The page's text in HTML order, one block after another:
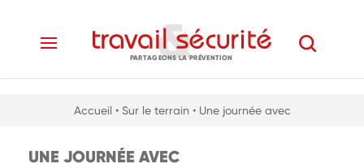
PARTAGEONS LA PRÉVENTION
Accueil • Sur le terrain • Une journée avec
UNE JOURNÉE AVEC